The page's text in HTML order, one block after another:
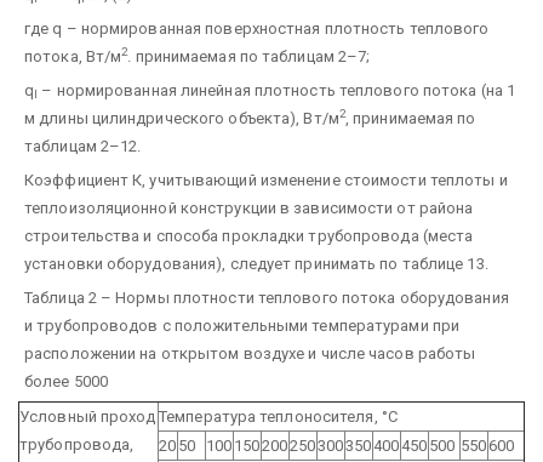
где q – нормированная поверхностная плотность теплового
потока, Вт/м2. принимаемая по таблицам 2–7;
q – нормированная линейная плотность теплового потока (на 1
м длины цилиндрического объекта), Вт/м2, принимаемая по
таблицам 2–12.
Коэффициент К, учитывающий изменение стоимости теплоты и
теплоизоляционной конструкции в зависимости от района
строительства и способа прокладки трубопровода (места
установки оборудования), следует принимать по таблице 13.
Таблица 2 – Нормы плотности теплового потока оборудования
и трубопроводов с положительными температурами при
расположении на открытом воздухе и числе часов работы
более 5000
Условный проход
трубопровода,
Температура теплоносителя, °С
20 50 100 150200250300350 400 450 500 550600